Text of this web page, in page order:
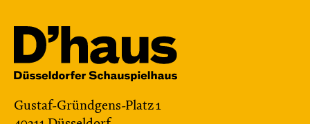
Gustaf-Gründgens-Platz 1